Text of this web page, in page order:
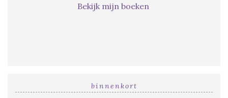
Bekijk mijn boeken
binnenkort